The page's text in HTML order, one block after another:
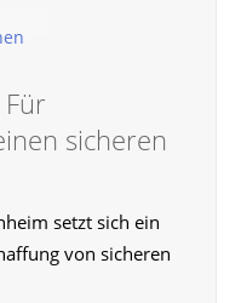
sicheren
setzt sich ein
von sicheren